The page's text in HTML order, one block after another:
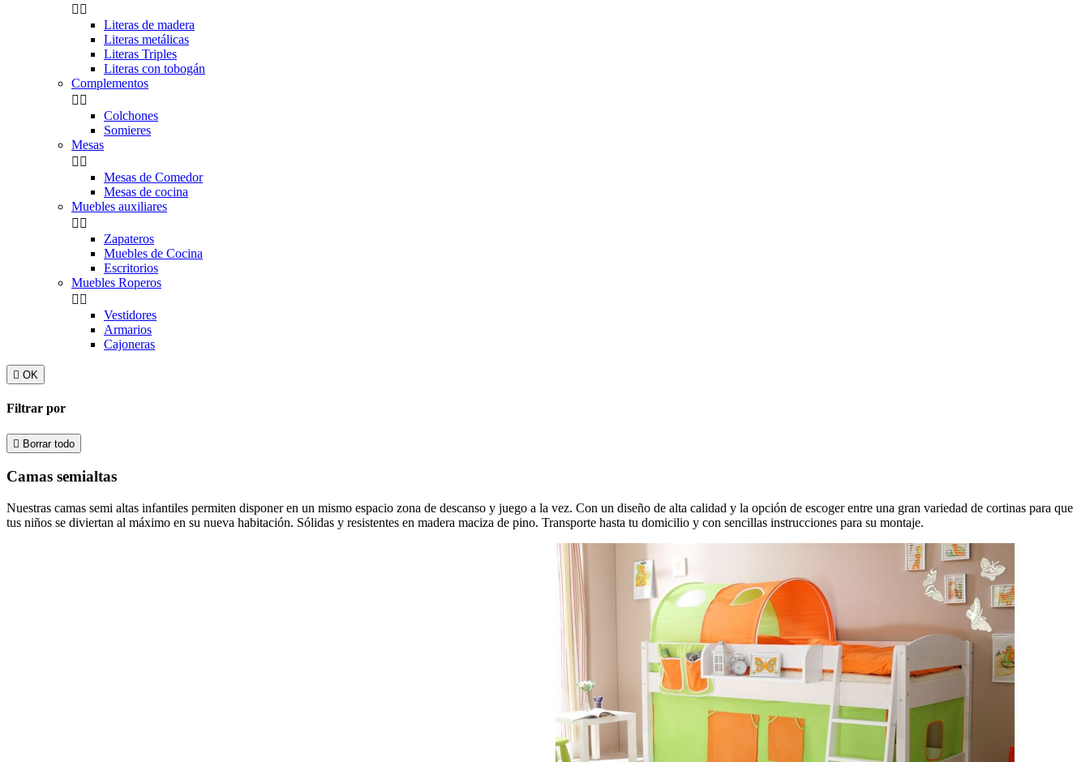
 
Literas de madera
Literas metálicas
Literas Triples
Literas con tobogán
Complementos
 
Colchones
Somieres
Mesas
 
Mesas de Comedor
Mesas de cocina
Muebles auxiliares
 
Zapateros
Muebles de Cocina
Escritorios
Muebles Roperos
 
Vestidores
Armarios
Cajoneras
 OK
Filtrar por
 Borrar todo
Camas semialtas
Nuestras camas semi altas infantiles permiten disponer en un mismo espacio zona de descanso y juego a la vez. Con un diseño de alta calidad y la opción de escoger entre una gran variedad de cortinas para que
tus niños se diviertan al máximo en su nueva habitación. Sólidas y resistentes en madera maciza de pino. Transporte hasta tu domicilio y con sencillas instrucciones para su montaje.